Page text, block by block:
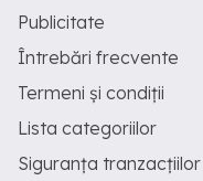
Publicitate
Întrebări frecvente
Termeni și condiții
Lista categoriilor
Siguranța tranzacțiilor